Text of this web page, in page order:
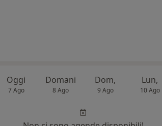
Oggi
7 Ago
Domani
8 Ago
Dom,
9 Ago
Lun,
10 Ago